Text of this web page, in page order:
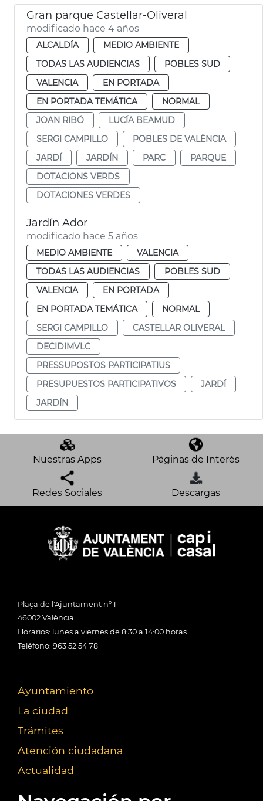
Gran parque Castellar-Oliveral
modificado hace 4 años
ALCALDÍA
MEDIO AMBIENTE
TODAS LAS AUDIENCIAS
POBLES SUD
VALENCIA
EN PORTADA
EN PORTADA TEMÁTICA
NORMAL
JOAN RIBÓ
LUCÍA BEAMUD
SERGI CAMPILLO
POBLES DE VALÈNCIA
JARDÍ
JARDÍN PARC
PARQUE
DOTACIONS VERDS
DOTACIONES VERDES
Jardín Ador
modificado hace 5 años
MEDIO AMBIENTE
VALENCIA
TODAS LAS AUDIENCIAS
POBLES SUD
VALENCIA
EN PORTADA
EN PORTADA TEMÁTICA
NORMAL
SERGI CAMPILLO
CASTELLAR OLIVERAL
DECIDIMVLC
PRESSUPOSTOS PARTICIPATIUS
PRESUPUESTOS PARTICIPATIVOS
JARDÍ
JARDÍN
Nuestras Apps Páginas de Interés
Redes Sociales Descargas
Plaça de l'Ajuntament nº 1
46002 València
Horarios: lunes a viernes de 8:30 a 14:00 horas
Teléfono: 963 52 54 78
Ayuntamiento
La ciudad
Trámites
Atención ciudadana
Actualidad